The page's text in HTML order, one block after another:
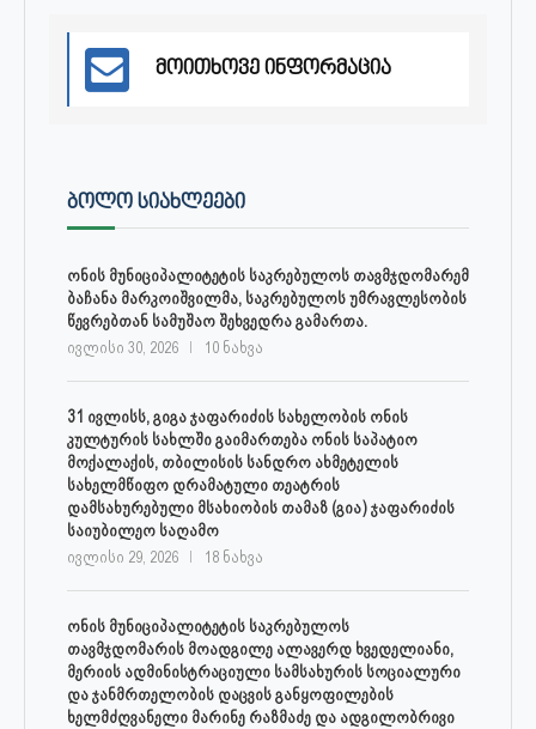
მოითხოვე ინფორმაცია
ᲑᲝᲚᲝ ᲡᲘᲐᲮᲚᲔᲔᲑᲘ
ონის მუნიციპალიტეტის საკრებულოს თავმჯდომარემ
ბაჩანა მარკოიშვილმა, საკრებულოს უმრავლესობის
წევრებთან სამუშაო შეხვედრა გამართა.
ივლისი 30, 2026 10 ნახვა
31 ივლისს, გიგა ჯაფარიძის სახელობის ონის
კულტურის სახლში გაიმართება ონის საპატიო
მოქალაქის, თბილისის სანდრო ახმეტელის
სახელმწიფო დრამატული თეატრის
დამსახურებული მსახიობის თამაზ (გია) ჯაფარიძის
საიუბილეო საღამო
ივლისი 29, 2026 18 ნახვა
ონის მუნიციპალიტეტის საკრებულოს
თავმჯდომარის მოადგილე ალავერდ ხვედელიანი,
მერიის ადმინისტრაციული სამსახურის სოციალური
და ჯანმრთელობის დაცვის განყოფილების
ხელმძღვანელი მარინე რაზმაძე და ადგილობრივი